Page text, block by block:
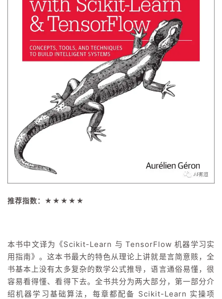
推荐指数：★★★ ★ ★
本书中文译为《Scikit-Learn 与 TensorFlow 机器学习实
用指南》。这本书最大的特色从理论上讲就是言简意赅，全
书基本上没有太多复杂的数学公式推导，语言通俗易懂，很
容易看得懂、看得下去。全书共分为两大部分， 第一部分介
绍机器学习基础算法，每章都配备 Scikit-Learn 实操项